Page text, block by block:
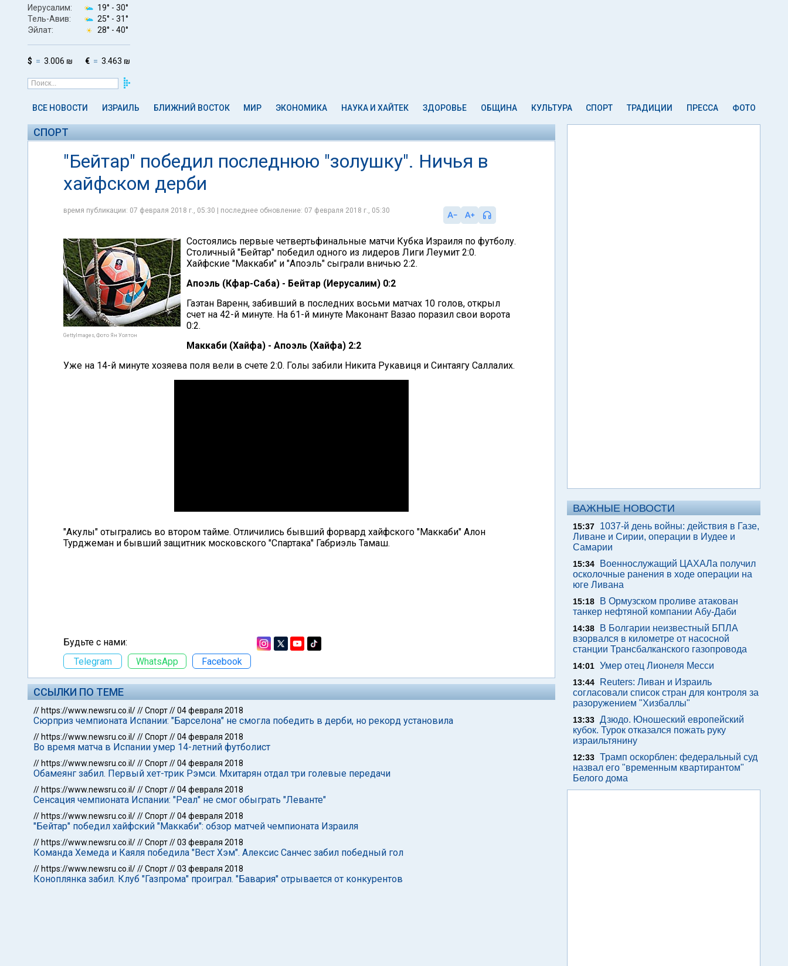
Иерусалим: 19° - 30°
Тель-Авив:
25° - 31°
Эйлат:
28° - 40°
$ 3.006 ₪ € 3.463 ₪
ВСЕ НОВОСТИ ИЗРАИЛЬ БЛИЖНИЙ ВОСТОК МИР ЭКОНОМИКА НАУКА И ХАЙТЕК ЗДОРОВЬЕ ОБЩИНА КУЛЬТУРА СПОРТ ТРАДИЦИИ ПРЕССА ФОТО
СПОРТ
"Бейтар" победил последнюю "золушку". Ничья в
хайфском дерби
время публикации: 07 февраля 2018 г., 05:30 | последнее обновление: 07 февраля 2018 г., 05:30
GettyImages, Фото Ян Уолтон
Состоялись первые четвертьфинальные матчи Кубка Израиля по футболу.
Столичный "Бейтар" победил одного из лидеров Лиги Леумит 2:0.
Хайфские "Маккаби" и "Апоэль" сыграли вничью 2:2.
Апоэль (Кфар-Саба) - Бейтар (Иерусалим) 0:2
Гаэтан Варенн, забивший в последних восьми матчах 10 голов, открыл
счет на 42-й минуте. На 61-й минуте Маконант Вазао поразил свои ворота
0:2.
Маккаби (Хайфа) - Апоэль (Хайфа) 2:2
Уже на 14-й минуте хозяева поля вели в счете 2:0. Голы забили Никита Рукавиця и Синтаягу Саллалих.
"Акулы" отыгрались во втором тайме. Отличились бывший форвард хайфского "Маккаби" Алон
Турджеман и бывший защитник московского "Спартака" Габриэль Тамаш.
Будьте с нами:
Telegram
WhatsApp Facebook
ССЫЛКИ ПО ТЕМЕ
// https://www.newsru.co.il///Спорт//04 февраля 2018
Сюрприз чемпионата Испании: "Барселона" не смогла победить в дерби, но рекорд установила
// https://www.newsru.co.il///Спорт//04 февраля 2018
Во время матча в Испании умер 14-летний футболист
// https://www.newsru.co.il///Спорт//04 февраля 2018
Обамеянг забил. Первый хет-трик Рэмси. Мхитарян отдал три голевые передачи
// https://www.newsru.co.il///Спорт//04 февраля 2018
Сенсация чемпионата Испании: "Реал" не смог обыграть "Леванте"
// https://www.newsru.co.il///Спорт//04 февраля 2018
"Бейтар" победил хайфский "Маккаби": обзор матчей чемпионата Израиля
// https://www.newsru.co.il///Спорт//03 февраля 2018
Команда Хемеда и Каяля победила "Вест Хэм". Алексис Санчес забил победный гол
// https://www.newsru.co.il///Спорт//03 февраля 2018
Коноплянка забил. Клуб "Газпрома" проиграл. "Бавария" отрывается от конкурентов
ВАЖНЫЕ НОВОСТИ
15:37
1037-й день войны: действия в Газе,
Ливане и Сирии, операции в Иудее и
Самарии
15:34
Военнослужащий ЦАХАЛа получил
осколочные ранения в ходе операции на
юге Ливана
15:18
В Ормузском проливе атакован
танкер нефтяной компании Абу-Даби
14:38
В Болгарии неизвестный БПЛА
взорвался в километре от насосной
станции Трансбалканского газопровода
14:01 Умер отец Лионеля Месси
13:44
Reuters: Ливан и Израиль
согласовали список стран для контроля за
разоружением "Хизбаллы"
13:33 Дзюдо. Юношеский европейский
кубок. Турок отказался пожать руку
израильтянину
12:33 Трамп оскорблен: федеральный суд
назвал его "временным квартирантом"
Белого дома